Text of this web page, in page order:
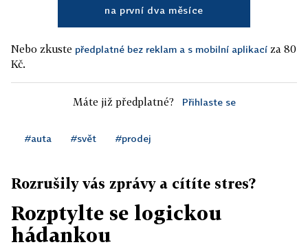
na první dva měsíce
Nebo zkuste předplatné bez reklam a s mobilní aplikací za 80
Kč.
Máte již předplatné? Přihlaste se
#auta #svět #prodej
Rozrušily vás zprávy a cítíte stres?
Rozptylte se logickou
hádankou